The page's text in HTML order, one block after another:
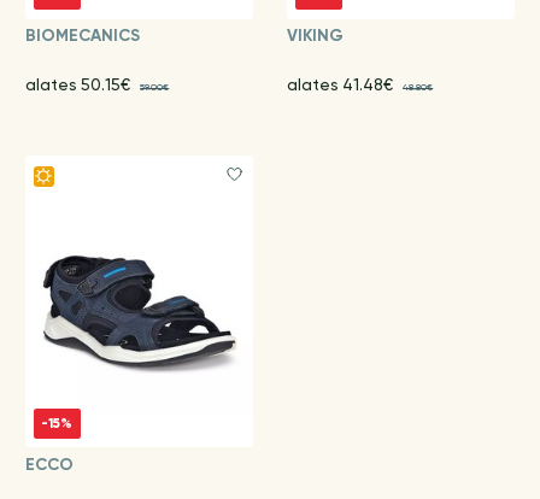
BIOMECANICS
alates 50.15€ 59.00€
VIKING
alates 41.48€ 48.80€
-15%
ECCO